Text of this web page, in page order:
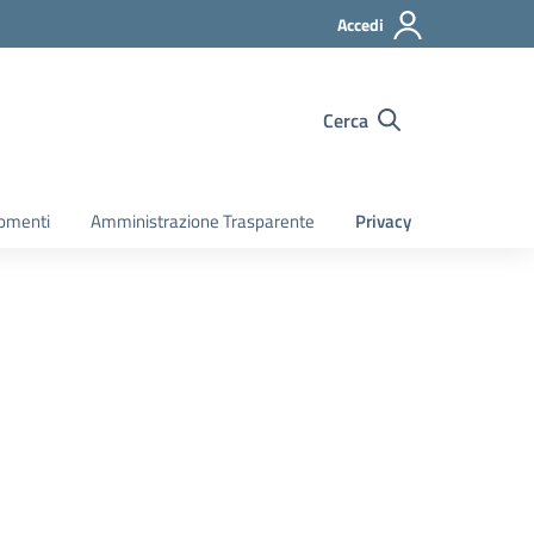
Accedi
Cerca
Amministrazione Trasparente Privacy